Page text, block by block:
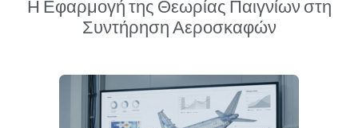
Η Εφαρμογή της Θεωρίας Παιγνίων στη
Συντήρηση Αεροσκαφών